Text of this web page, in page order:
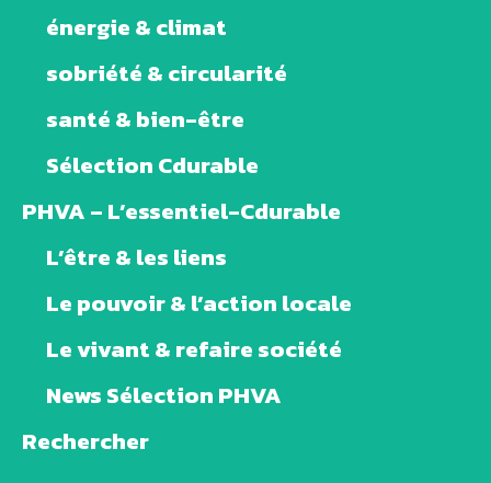
énergie & climat
sobriété & circularité
santé & bien-être
Sélection Cdurable
PHVA – L’essentiel-Cdurable
L’être & les liens
Le pouvoir & l’action locale
Le vivant & refaire société
News Sélection PHVA
Rechercher